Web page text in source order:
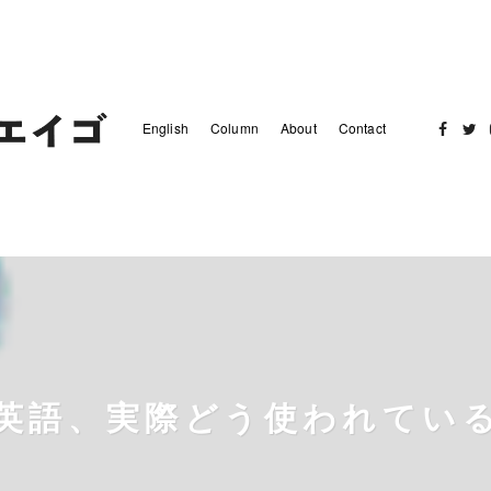
English Column About Contact
語、実際どう使われてい